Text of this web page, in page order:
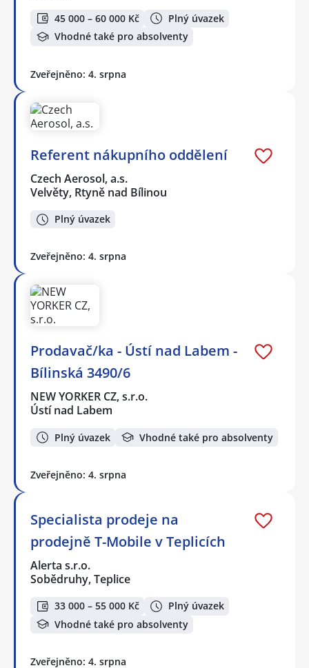
45 000 – 60 000 Kč
Plný úvazek
Vhodné také pro absolventy
Zveřejněno: 4. srpna
Referent nákupního oddělení
Czech Aerosol, a.s.
Velvěty, Rtyně nad Bílinou
Plný úvazek
Zveřejněno: 4. srpna
Prodavač/ka - Ústí nad Labem -
Bílinská 3490/6
NEW YORKER CZ, s.r.o.
Ústí nad Labem
Plný úvazek Vhodné také pro absolventy
Zveřejněno: 4. srpna
Specialista prodeje na
prodejně T-Mobile v Teplicích
Alerta s.r.o.
Sobědruhy, Teplice
33 000 – 55 000 Kč
Plný úvazek
Vhodné také pro absolventy
Zveřejněno: 4. srpna